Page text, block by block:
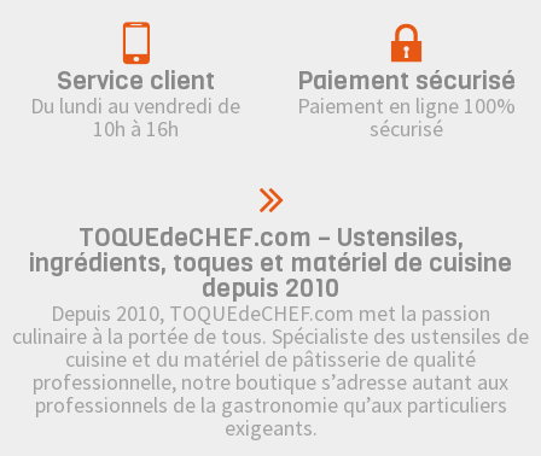
Service client
Du lundi au vendredi de
10h à 16h
Paiement sécurisé
Paiement en ligne 100%
sécurisé
TOQUEdeCHEF.com – Ustensiles,
ingrédients, toques et matériel de cuisine
depuis 2010
Depuis 2010, TOQUEdeCHEF.com met la passion
culinaire à la portée de tous. Spécialiste des ustensiles de
cuisine et du matériel de pâtisserie de qualité
professionnelle, notre boutique s’adresse autant aux
professionnels de la gastronomie qu’aux particuliers
exigeants.